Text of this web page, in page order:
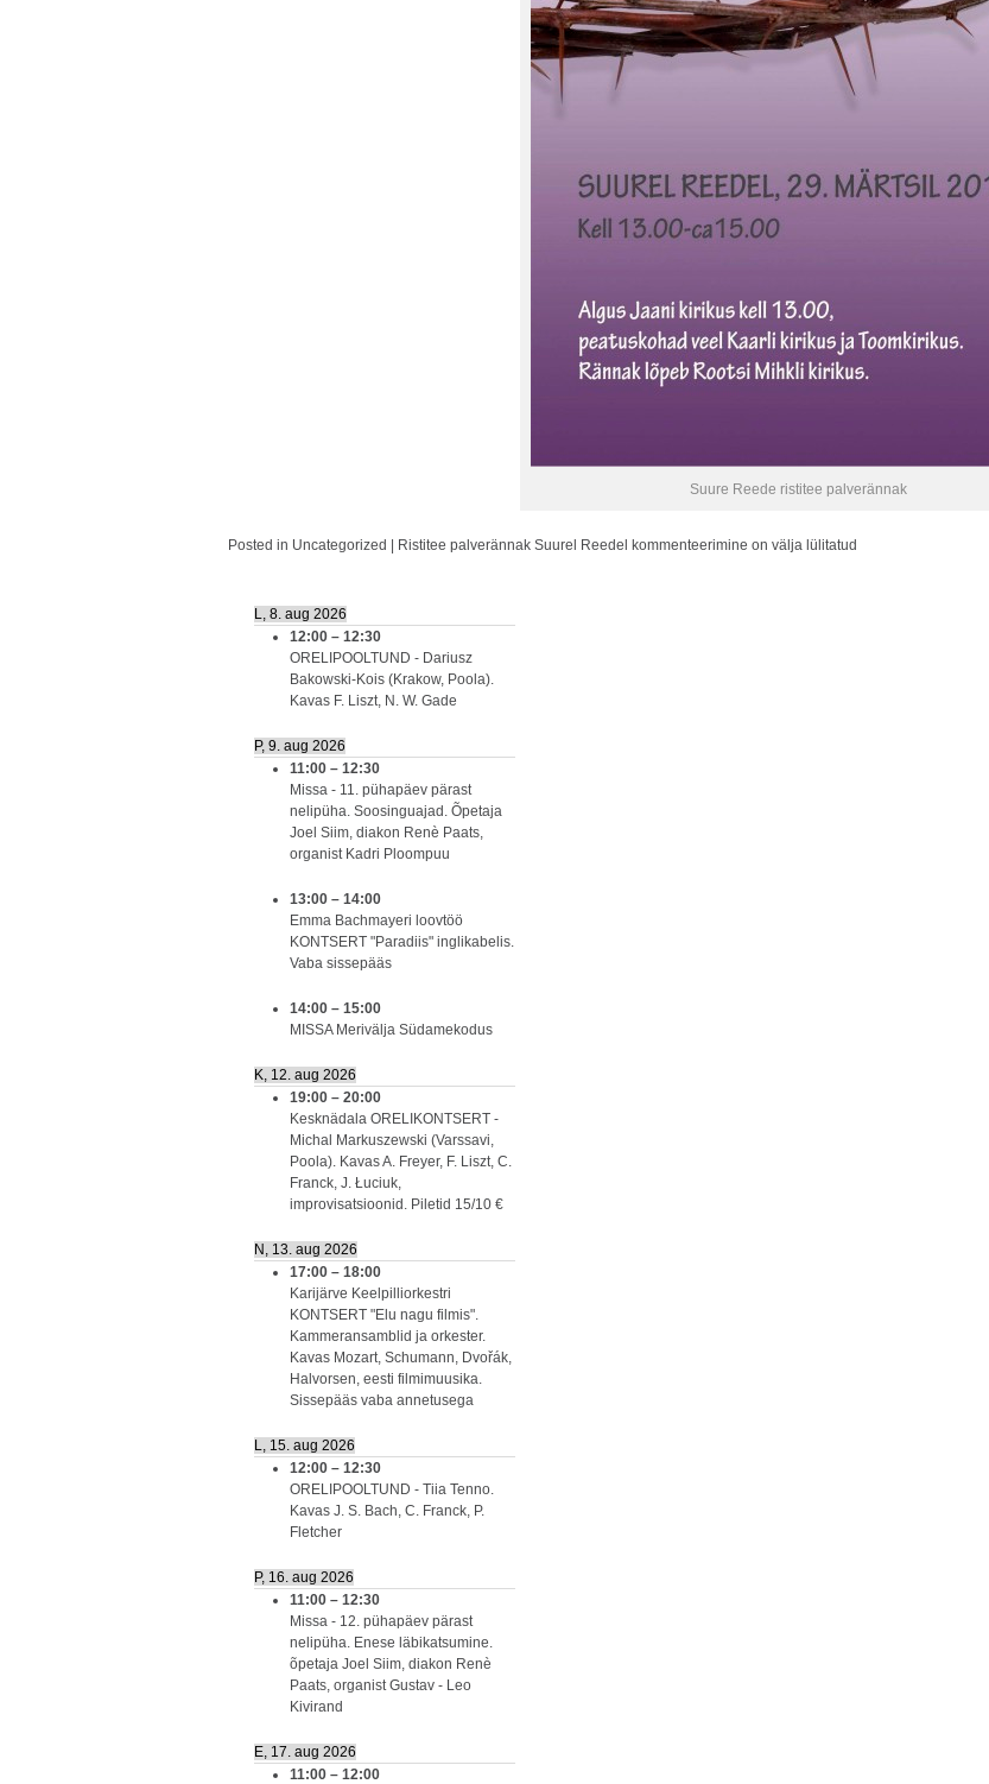
Suure Reede ristitee palverännak
Posted in Uncategorized Ristitee palverännak Suurel Reedel kommenteerimine on välja lülitatud
L, 8. aug 2026
12:00 – 12:30
ORELIPOOLTUND - Dariusz
Bakowski-Kois (Krakow, Poola).
Kavas F. Liszt, N. W. Gade
P, 9. aug 2026
11:00 – 12:30
Missa - 11. pühapäev pärast
nelipüha. Soosinguajad. Õpetaja
Joel Siim, diakon Renè Paats,
organist Kadri Ploompuu
13:00 – 14:00
Emma Bachmayeri loovtöö
KONTSERT "Paradiis" inglikabelis.
Vaba sissepääs
14:00 – 15:00
MISSA Merivälja Südamekodus
K, 12. aug 2026
19:00 – 20:00
Kesknädala ORELIKONTSERT -
Michal Markuszewski (Varssavi,
Poola). Kavas A. Freyer, F. Liszt, C.
Franck, J. Łuciuk,
improvisatsioonid. Piletid 15/10 €
N, 13. aug 2026
17:00 – 18:00
Karijärve Keelpilliorkestri
KONTSERT "Elu nagu filmis".
Kammeransamblid ja orkester.
Kavas Mozart, Schumann, Dvořák,
Halvorsen, eesti filmimuusika.
Sissepääs vaba annetusega
L, 15. aug 2026
12:00 – 12:30
ORELIPOOLTUND - Tiia Tenno.
Kavas J. S. Bach, C. Franck, P.
Fletcher
P, 16. aug 2026
11:00 – 12:30
Missa - 12. pühapäev pärast
nelipüha. Enese läbikatsumine.
õpetaja Joel Siim, diakon Renè
Paats, organist Gustav - Leo
Kivirand
E, 17. aug 2026
11:00 – 12:00